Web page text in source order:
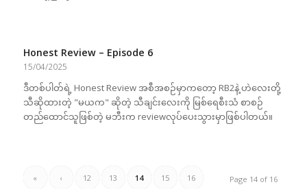
Honest Review – Episode 6
15/04/2025
ဒီတစ်ပါတ်ရဲ့ Honest Review အစီအစဉ်မှာကတော့ RB2နဲ့ ဟဲလေးတို့
သီဆိုထားတဲ့ "မယက" ဆိုတဲ့ သီချင်းလေးကို မြစ်ရေစီးသံ စာစဉ်
တည်ထောင်သူဖြစ်တဲ့ မဘီးက reviewလုပ်ပေးသွားမှာဖြစ်ပါတယ်။
Page 14 of 16
« ‹ 12 13 14 15 16